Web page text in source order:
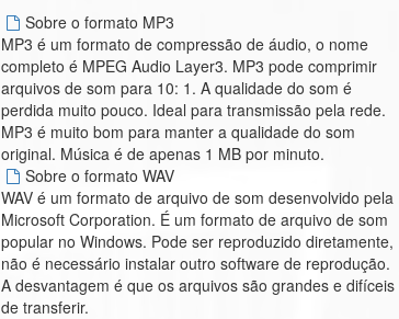
Sobre o formato MP3
MP3 é um formato de compressão de áudio, o nome
completo é MPEG Audio Layer3. MP3 pode comprimir
arquivos de som para 10: 1. A qualidade do som é
perdida muito pouco. Ideal para transmissão pela rede.
MP3 é muito bom para manter a qualidade do som
original. Música é de apenas 1 MB por minuto.
Sobre o formato WAV
WAV é um formato de arquivo de som desenvolvido pela
Microsoft Corporation. É um formato de arquivo de som
popular no Windows. Pode ser reproduzido diretamente,
não é necessário instalar outro software de reprodução.
A desvantagem é que os arquivos são grandes e difíceis
de transferir.